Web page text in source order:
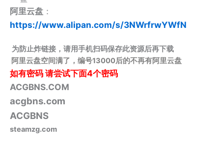
阿里云盘 ：
https://www.alipan.com/s/3NWrfrwYWfN
为防止炸链接，请用手机扫码保存此资源后再下载
阿里云盘空间满了，编号13000后的不再有阿里云盘
如有密码请尝试下面4个密码
ACGBNS.COM
acgbns.com
ACGBNS
steamzg.com